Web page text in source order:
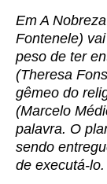
Em A
Fontenele)
peso de ter
(Theresa
gêmeo do
(Marcelo
palavra. O
sendo
de executá-lo.